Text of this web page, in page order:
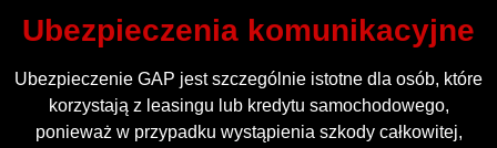
Ubezpieczenia komunikacyjne
Ubezpieczenie GAP jest szczególnie istotne dla osób, które
korzystają z leasingu lub kredytu samochodowego,
ponieważ w przypadku wystąpienia szkody całkowitej,